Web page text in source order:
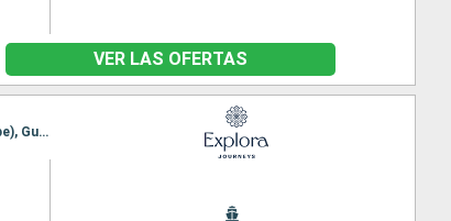
VER LAS OFERTAS
Itinerario : Miami, Saint John's, Terre de Haut, Philipsburg, San Juan, Road Town, Basse-Terre (Guadalupe), Gustavia, Grand Turk, Miami